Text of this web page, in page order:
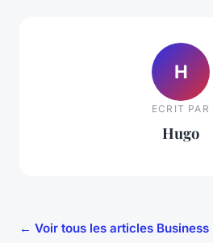
H
ECRIT PAR
Hugo
← Voir tous les articles Business